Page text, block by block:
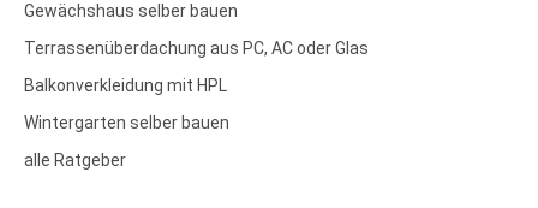
Gewächshaus selber bauen
Terrassenüberdachung aus PC, AC oder Glas
Balkonverkleidung mit HPL
Wintergarten selber bauen
alle Ratgeber